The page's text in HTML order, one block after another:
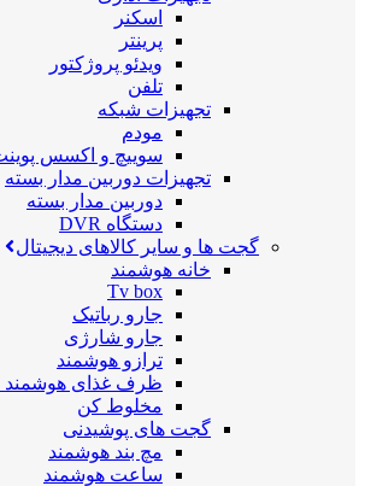
اسکنر
پرینتر
ویدئو پروژکتور
تلفن
تجهیزات شبکه
مودم
سوییچ و اکسس
تجهیزات دوربین مدار بسته
دوربین مدار بسته
دستگاه DVR
گجت ها و سایر کالاهای دیجیتال
خانه هوشمند
Tv box
جارو رباتیک
جارو شارژی
ترازو هوشمند
ظرف غذای هوشمند
مخلوط کن
گجت های پوشیدنی
مچ بند هوشمند
ساعت هوشمند